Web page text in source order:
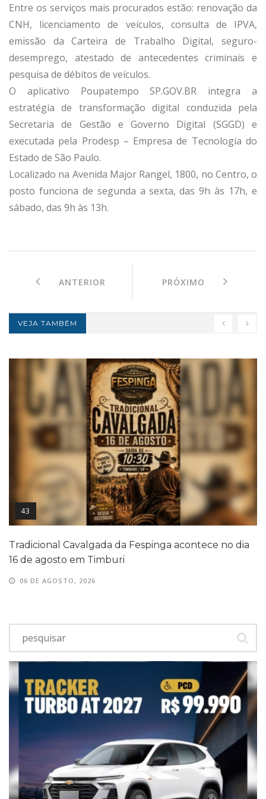
Entre os serviços mais procurados estão: renovação da
CNH, licenciamento de veículos, consulta de IPVA,
emissão da Carteira de Trabalho Digital, seguro-
desemprego, atestado de antecedentes criminais e
pesquisa de débitos de veículos.
O aplicativo Poupatempo SP.GOV.BR integra a
estratégia de transformação digital conduzida pela
Secretaria de Gestão e Governo Digital (SGGD) e
executada pela Prodesp – Empresa de Tecnologia do
Estado de São Paulo.
Localizado na Avenida Major Rangel, 1800, no Centro, o
posto funciona de segunda a sexta, das 9h às 17h, e
sábado, das 9h às 13h.
ANTERIOR PRÓXIMO
VEJA TAMBÉM
43
Tradicional Cavalgada da Fespinga acontece no dia
16 de agosto em Timburi
06 DE AGOSTO, 2026